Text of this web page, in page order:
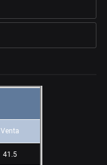
Venta
41.5